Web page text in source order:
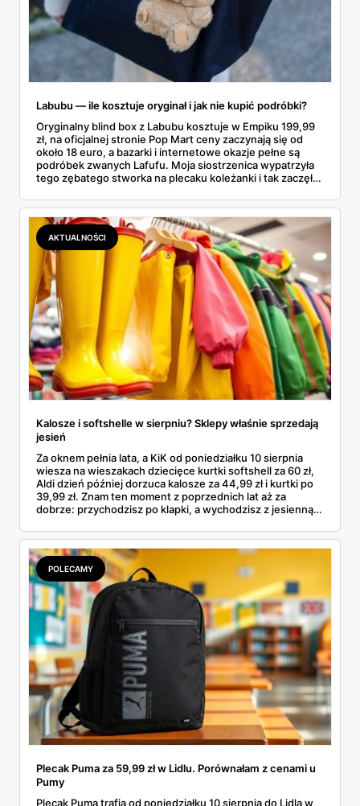
Labubu — ile kosztuje oryginał i jak nie kupić podróbki?
Oryginalny blind box z Labubu kosztuje w Empiku 199,99
zł, na oficjalnej stronie Pop Mart ceny zaczynają się od
około 18 euro, a bazarki i internetowe okazje pełne są
podróbek zwanych Lafufu. Moja siostrzenica wypatrzyła
tego zębatego stworka na plecaku koleżanki i tak zaczęło
kosztuje i po czym poznać, że sprzedawca nie wciska nam
podróbki. Spisałam wszystko, czego się dowiedziałam —
łącznie z jedną wpadką, o której za chwilę.
AKTUALNOŚCI
Kalosze i softshelle w sierpniu? Sklepy właśnie sprzedają
jesień
Za oknem pełnia lata, a KiK od poniedziałku 10 sierpnia
wiesza na wieszakach dziecięce kurtki softshell za 60 zł,
Aldi dzień później dorzuca kalosze za 44,99 zł i kurtki po
39,99 zł. Znam ten moment z poprzednich lat aż za
dobrze: przychodzisz po klapki, a wychodzisz z jesienną
pojawi się w gazetkach w przyszłym tygodniu i czy jest
sens kupować jesień, zanim skończą się wakacje.
POLECAMY
Plecak Puma za 59,99 zł w Lidlu. Porównałam z cenami u
Pumy
Plecak Puma trafia od poniedziałku 10 sierpnia do Lidla w